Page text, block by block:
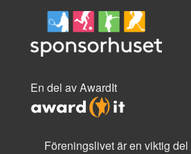
En del av AwardIt
Föreningslivet är en viktig del